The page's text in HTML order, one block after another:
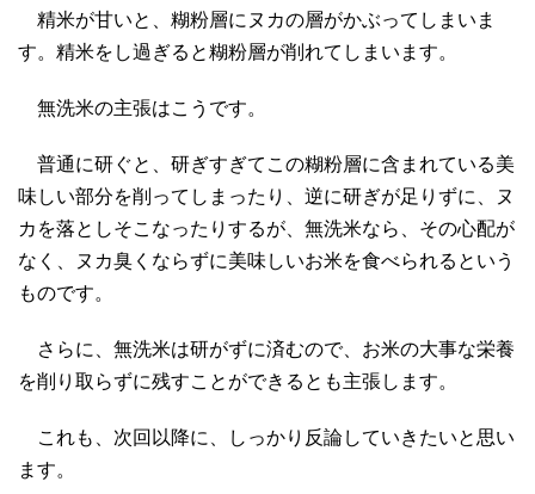
精米が甘いと、糊粉層にヌカの層がかぶってしまいま
す。精米をし過ぎると糊粉層が削れてしまいます。
無洗米の主張はこうです。
普通に研ぐと、研ぎすぎてこの糊粉層に含まれている美
味しい部分を削ってしまったり、逆に研ぎが足りずに、ヌ
カを落としそこなったりするが、無洗米なら、その心配が
なく、ヌカ臭くならずに美味しいお米を食べられるという
ものです。
さらに、無洗米は研がずに済むので、お米の大事な栄養
を削り取らずに残すことができるとも主張します。
これも、次回以降に、しっかり反論していきたいと思い
ます。